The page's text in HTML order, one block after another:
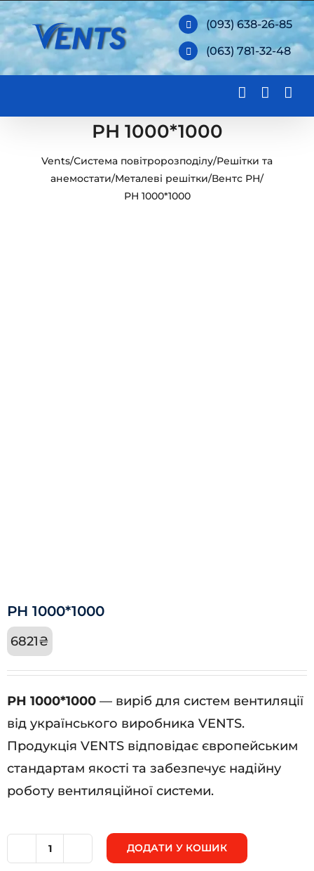
Skip
to
content
(093) 638-26-85
(063) 781-32-48
РН 1000*1000
Vents/Система повітророзподілу/Решітки та
анемостати/Металеві решітки/Вентс РН/
РН 1000*1000
РН 1000*1000
6821₴
РН 1000*1000 — виріб для систем вентиляції
від українського виробника VENTS.
Продукція VENTS відповідає європейським
стандартам якості та забезпечує надійну
роботу вентиляційної системи.
ДОДАТИ У КОШИК